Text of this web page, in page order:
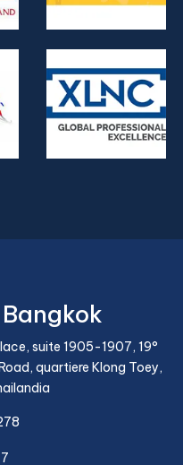
suite 1905-1907, 19°
quartiere Klong Toey,